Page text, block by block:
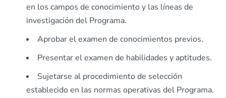
en los campos de conocimiento y las líneas de
investigación del Programa.
Aprobar el examen de conocimientos previos.
Presentar el examen de habilidades y aptitudes.
Sujetarse al procedimiento de selección
establecido en las normas operativas del Programa.